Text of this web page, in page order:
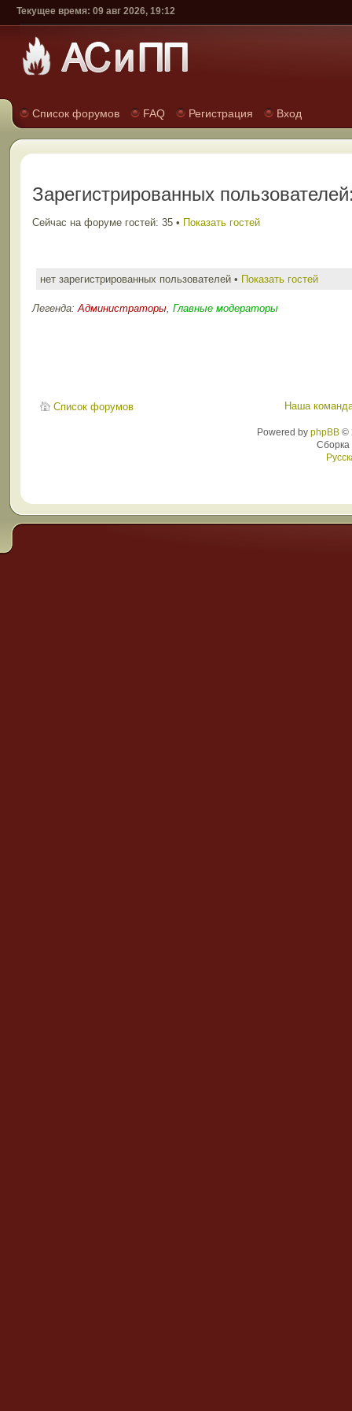
Текущее время: 09 авг 2026, 19:12
Список форумов FAQ Регистрация Вход
Зарегистрированных
Сейчас на форуме гостей: 35 • Показать гостей
нет зарегистрированных пользователей • Показать гостей
Легенда:Администраторы, Главные модераторы
Список форумов Наша
Powered by phpBB©